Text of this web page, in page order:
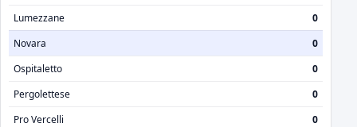
Lumezzane
0
Novara
0
Ospitaletto
0
Pergolettese
0
Pro Vercelli
0